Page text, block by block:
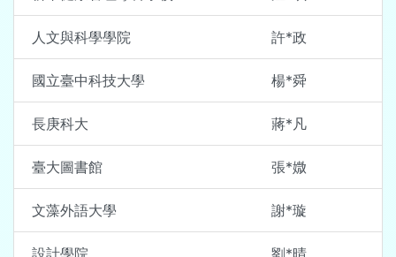
人文與科學學院 許*政
國立臺中科技大學 楊*舜
長庚科大 蔣*凡
臺大圖書館 張*媺
文藻外語大學 謝*璇
設計學院 劉*晴